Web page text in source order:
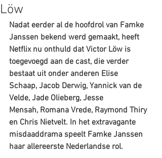
Löw
Nadat eerder al de hoofdrol van Famke
Janssen bekend werd gemaakt, heeft
Netflix nu onthuld dat Victor Löw is
toegevoegd aan de cast, die verder
bestaat uit onder anderen Elise
Schaap, Jacob Derwig, Yannick van de
Velde, Jade Olieberg, Jesse
Mensah, Romana Vrede, Raymond Thiry
en Chris Nietvelt. In het extravagante
misdaaddrama speelt Famke Janssen
haar allereerste Nederlandse rol.